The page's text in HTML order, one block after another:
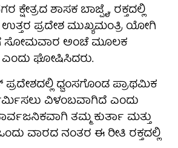
ಶಾಸಕ ಬಾಜ್ಪೈ, ರಕ್ತದಲ್ಲಿ
ಉತ್ತರ ಪ್ರದೇಶ ಮುಖ್ಯಮಂತ್ರಿ ಯೋಗಿ
ಸೋಮವಾರ ಅಂಚೆ ಮೂಲಕ
ಎಂದು ಘೋಷಿಸಿದರು.
ಧ್ವಂಸಗೊಂಡ ಪ್ರಾಥಮಿಕ
ವಿಳಂಬವಾಗಿದೆ ಎಂದು
ತಮ್ಮ ಕುರ್ತಾ ಮತ್ತು
ವಾರದ ನಂತರ ಈ ರೀತಿ ರಕ್ತದಲ್ಲಿ